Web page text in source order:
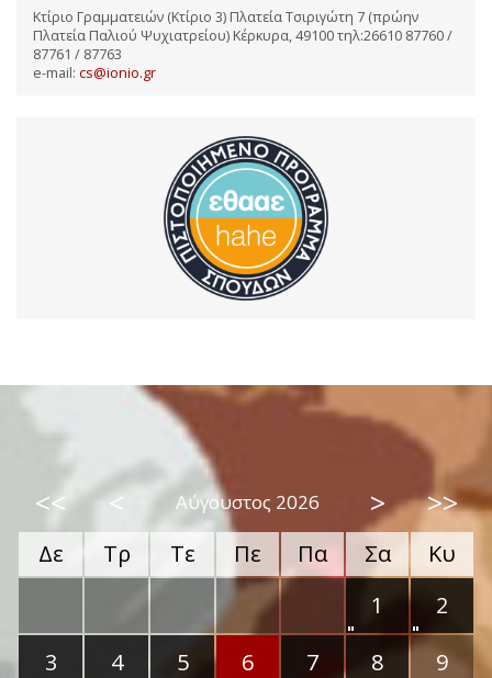
Κτίριο Γραμματειών (Κτίριο 3) Πλατεία Τσιριγώτη 7 (πρώην
Πλατεία Παλιού Ψυχιατρείου) Κέρκυρα, 49100 τηλ:26610 87760 /
87761 / 87763
e-mail: cs@ionio.gr
<< < Αύγουστος 2026 > >>
Δε Τρ Τε Πε Πα Σα
Κυ
1
2
3
4 5 6 7 8
9